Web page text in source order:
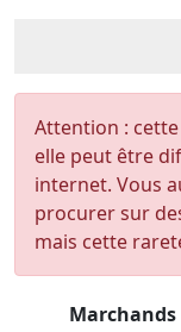
Attention :
elle peut être
internet. Vous
procurer sur
mais cette